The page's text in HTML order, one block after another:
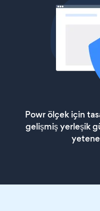
Powr ölçek için
gelişmiş yerleşik